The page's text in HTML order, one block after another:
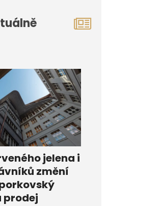
jelena i
změní
prodej